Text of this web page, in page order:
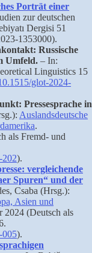
Porträt einer
zur deutschen
Dergisi 51
1353000).
Russische
Umfeld. – In:
Linguistics 15
glot-2024-
Pressesprache in
Auslandsdeutsche
.
als Fremd- und
202).
vergleichende
Spuren“ und der
Csaba (Hrsg.):
Asien und
2024 (Deutsch als
005).